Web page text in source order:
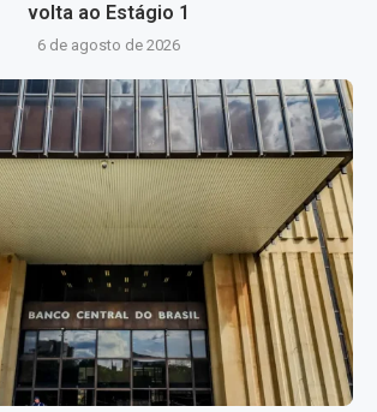
volta ao Estágio 1
6 de agosto de 2026